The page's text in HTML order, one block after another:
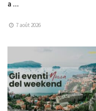
a ...
7 août 2026